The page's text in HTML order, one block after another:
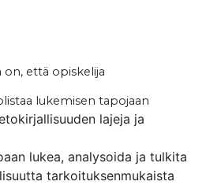
että opiskelija
lukemisen tapojaan
lajeja ja
lukea, analysoida ja tulkita
tarkoituksenmukaista